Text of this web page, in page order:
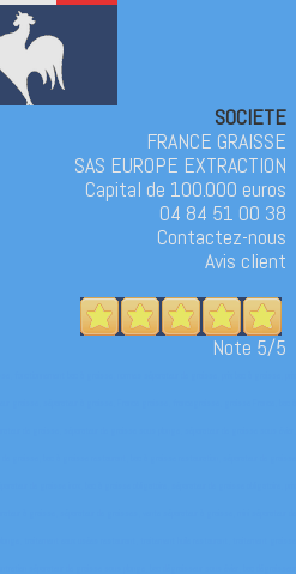
SOCIETE
FRANCE GRAISSE
SAS EUROPE EXTRACTION
Capital de 100.000 euros
04 84 51 00 38
Contactez-nous
Avis client
Note 5/5